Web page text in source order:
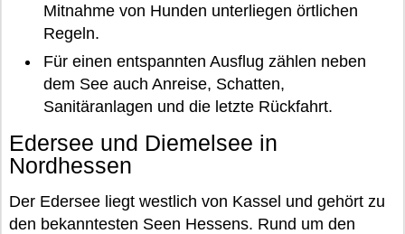
Mitnahme von Hunden unterliegen örtlichen
Regeln.
Für einen entspannten Ausflug zählen neben
dem See auch Anreise, Schatten,
Sanitäranlagen und die letzte Rückfahrt.
Edersee und Diemelsee in
Nordhessen
Der Edersee liegt westlich von Kassel und gehört zu
den bekanntesten Seen Hessens. Rund um den